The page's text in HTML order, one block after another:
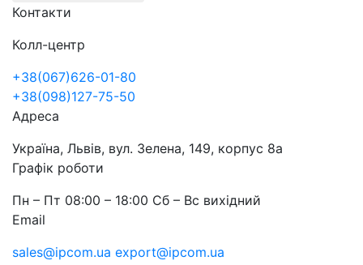
Контакти
Колл-центр
+38(067)626-01-80
+38(098)127-75-50
Адреса
Україна, Львів, вул. Зелена, 149, корпус 8а
Графік роботи
Пн – Пт 08:00 – 18:00 Сб – Вс вихідний
Email
sales@ipcom.ua export@ipcom.ua